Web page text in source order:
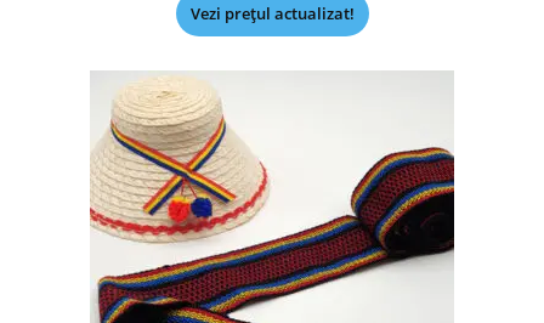
Vezi prețul actualizat!